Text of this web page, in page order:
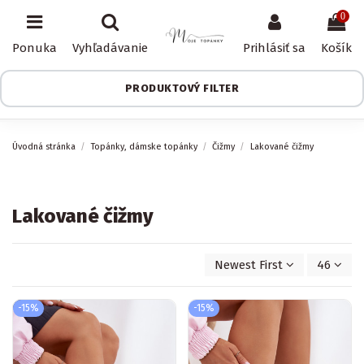
Ponuka Vyhľadávanie Prihlásiť sa
0
Košík
PRODUKTOVÝ FILTER
Úvodná stránka Topánky, dámske topánky Čižmy Lakované čižmy
Lakované čižmy
Newest First 46
-15% -15%